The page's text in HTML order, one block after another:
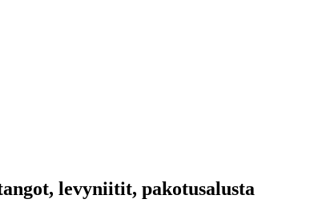
levyniitit, pakotusalusta